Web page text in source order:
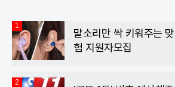
1
말소리만 싹 키워주는
험 지원자모집
2